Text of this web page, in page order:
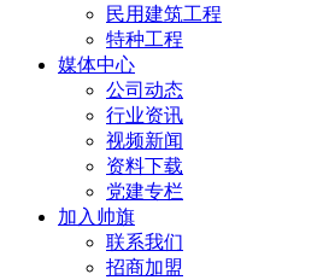
民用建筑工程
特种工程
媒体中心
公司动态
行业资讯
视频新闻
资料下载
党建专栏
加入帅旗
联系我们
招商加盟